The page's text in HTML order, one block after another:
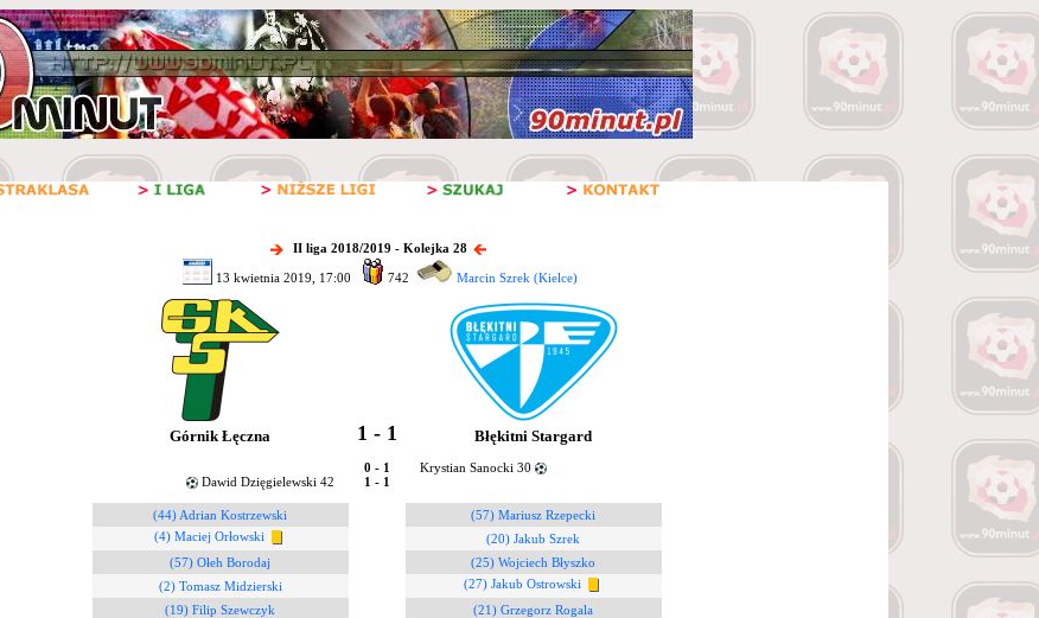
II liga 2018/2019 - Kolejka 28
13 kwietnia 2019, 17:00 742 Marcin Szrek (Kielce)
Górnik Łęczna 1 - 1 Błękitni Stargard
0 - 1
Krystian Sanocki 30
Dawid Dzięgielewski 42
1 - 1
(44) Adrian Kostrzewski
(57) Mariusz Rzepecki
(4) Maciej Orłowski
(20) Jakub Szrek
(57) Ołeh Borodaj
(25) Wojciech Błyszko
(2) Tomasz Midzierski
(27) Jakub Ostrowski
(19) Filip Szewczyk
(21) Grzegorz Rogala